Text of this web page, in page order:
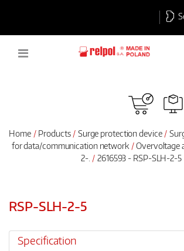
Home Products Surge protection device
for data/communication network
Overvoltage
2-.
2616593 - RSP-SLH-2-5
RSP-SLH-2-5
Specification